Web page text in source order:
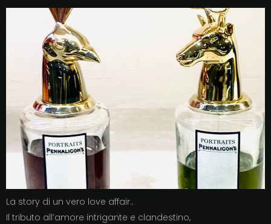
La story di un vero love affair..
Il tributo all’amore intrigante e clandestino,